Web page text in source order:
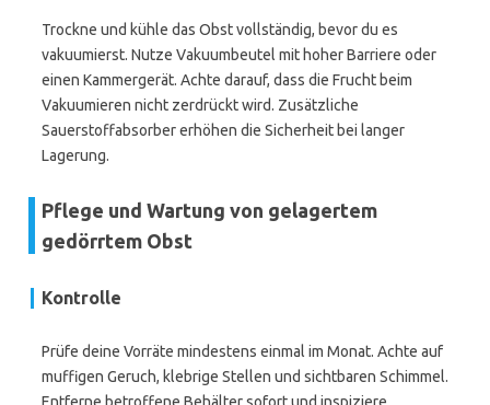
Trockne und kühle das Obst vollständig, bevor du es
vakuumierst. Nutze Vakuumbeutel mit hoher Barriere oder
einen Kammergerät. Achte darauf, dass die Frucht beim
Vakuumieren nicht zerdrückt wird. Zusätzliche
Sauerstoffabsorber erhöhen die Sicherheit bei langer
Lagerung.
Pflege und Wartung von gelagertem
gedörrtem Obst
Kontrolle
Prüfe deine Vorräte mindestens einmal im Monat. Achte auf
muffigen Geruch, klebrige Stellen und sichtbaren Schimmel.